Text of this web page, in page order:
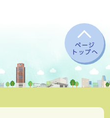
ページ
トップへ